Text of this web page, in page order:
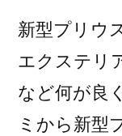
新型プリウ
エクステリ
など何が良
ミから新型